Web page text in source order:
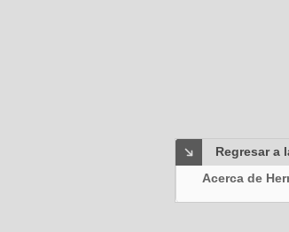
Regresar a
Acerca de